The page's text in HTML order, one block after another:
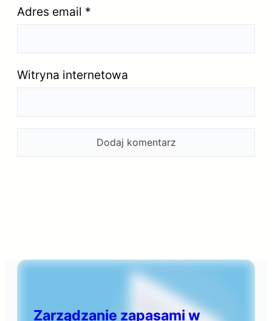
Adres email *
Witryna internetowa
Zarządzanie zapasami w